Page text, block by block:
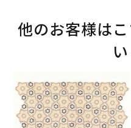
他のお客様は